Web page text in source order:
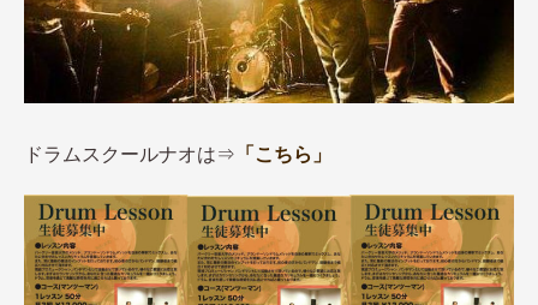
ドラムスクールナオは⇒ 「こちら」